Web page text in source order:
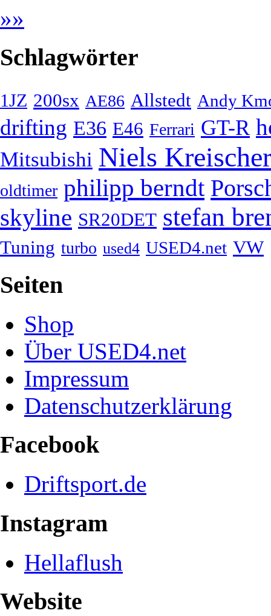
»»
Schlagwörter
1JZ 200sx AE86 Allstedt Andy
drifting E36 E46 Ferrari GT-R
Mitsubishi Niels Kreischer
oldtimer philipp berndt
skyline SR20DET stefan
Tuning turbo used4 USED4.net VW
Seiten
Shop
Über USED4.net
Impressum
Datenschutzerklärung
Facebook
Driftsport.de
Instagram
Hellaflush
Website